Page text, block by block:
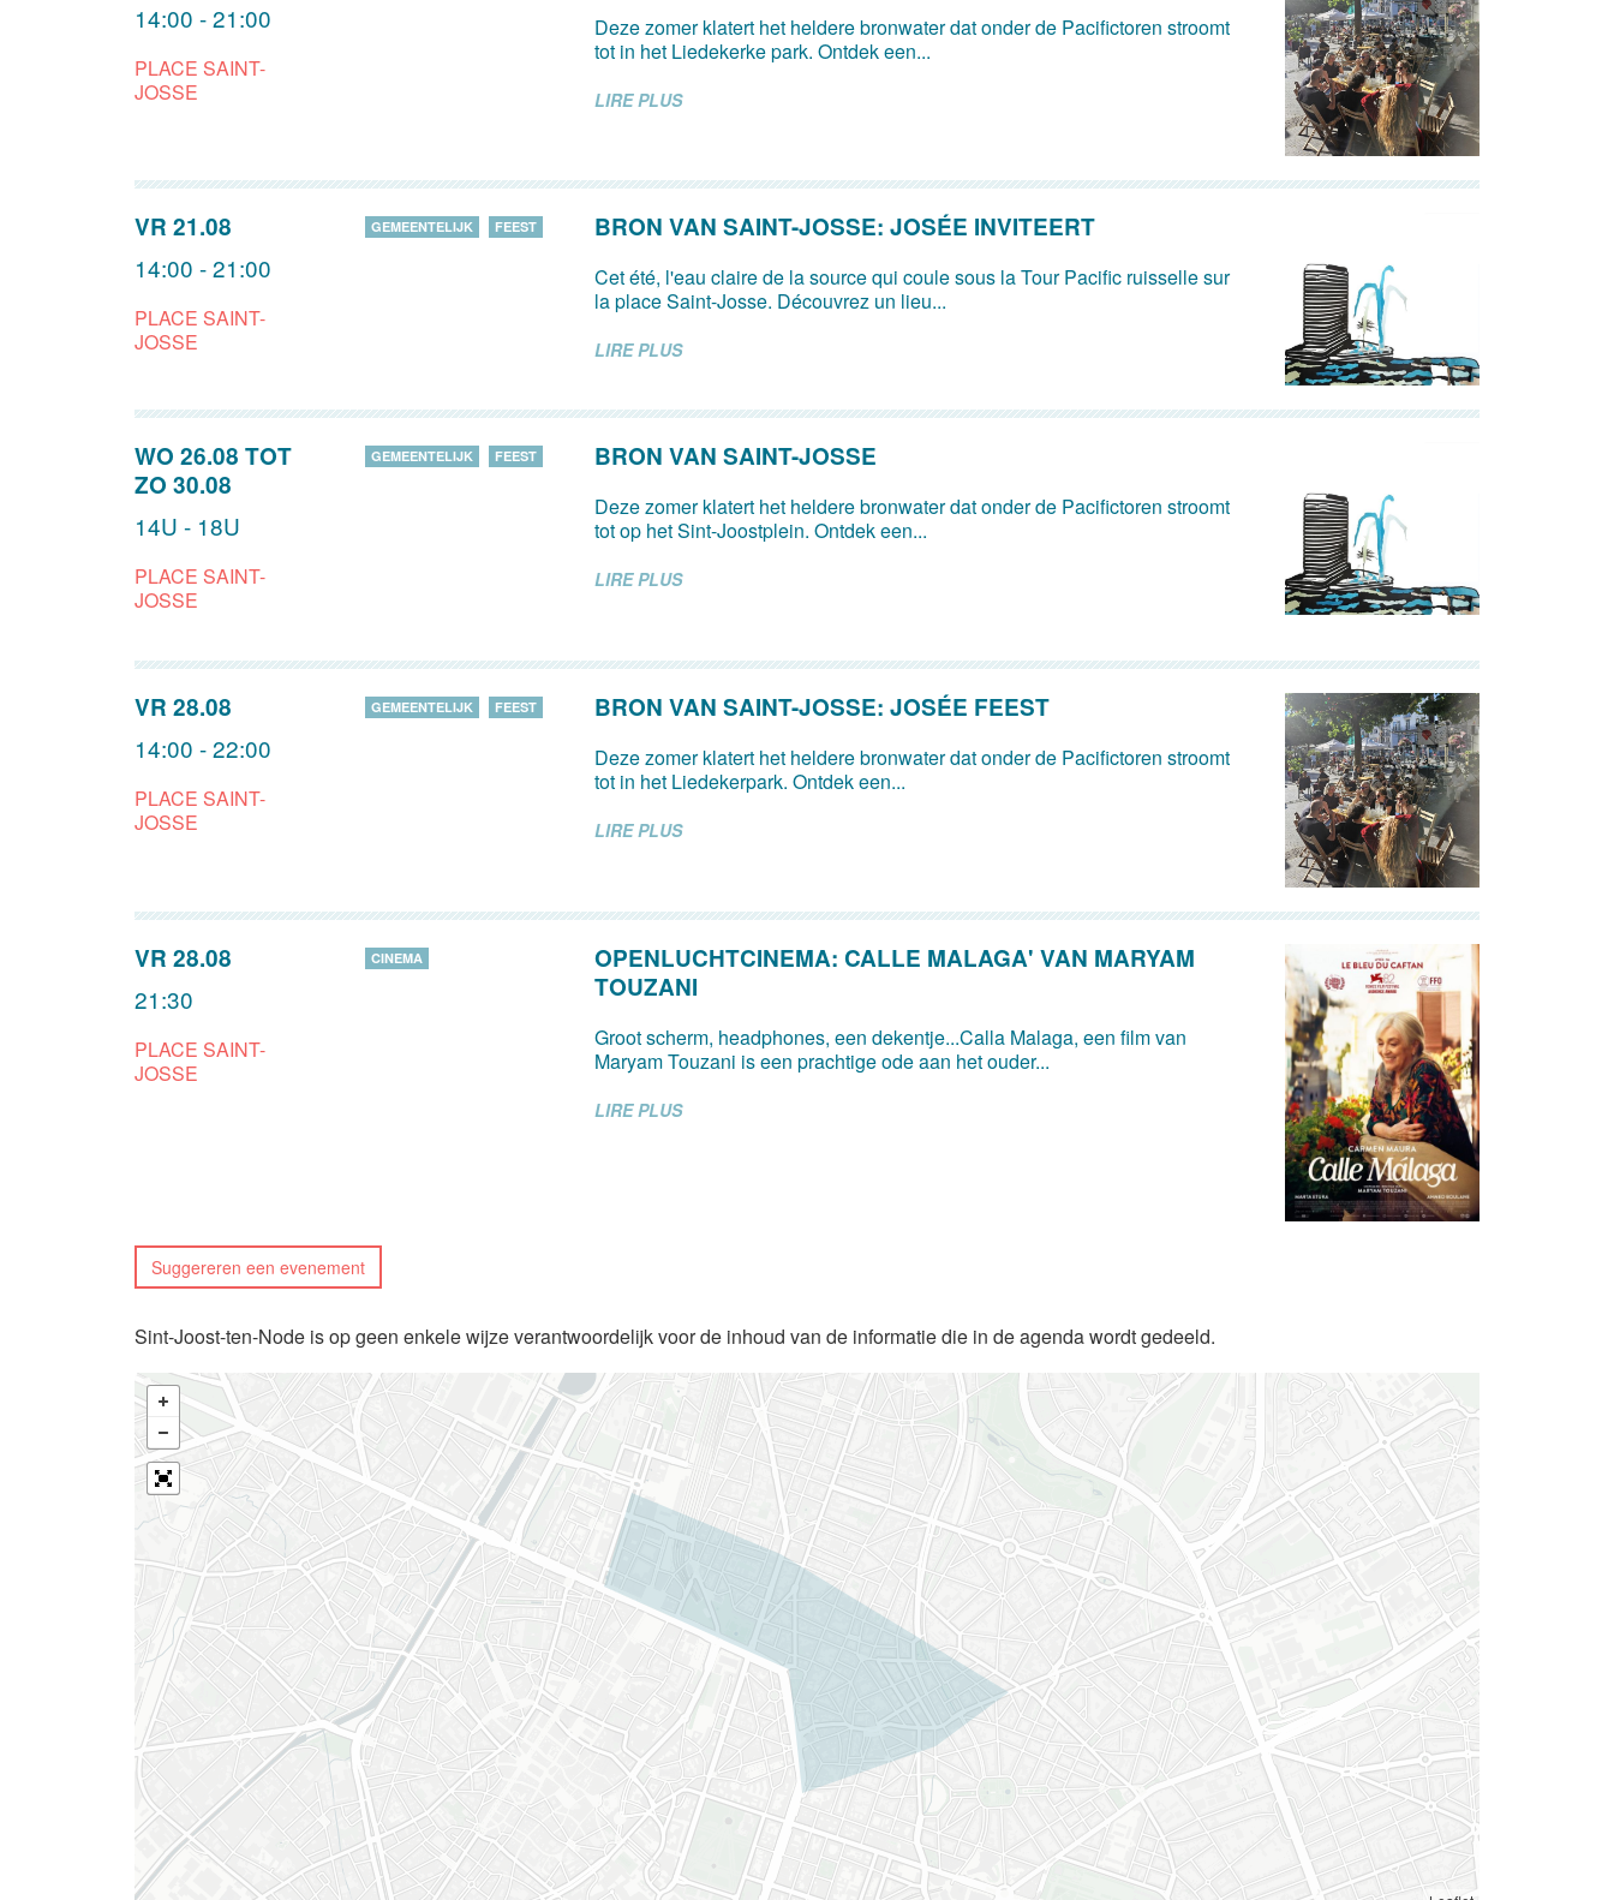
14:00 - 21:00
PLACE SAINT-
JOSSE
Deze zomer klatert het heldere bronwater dat onder de Pacifictoren stroomt
tot in het Liedekerke park. Ontdek een...
LIRE PLUS
VR 21.08
14:00 - 21:00
PLACE SAINT-
JOSSE
GEMEENTELIJK FEEST BRON VAN SAINT-JOSSE: JOSÉE INVITEERT
Cet été, l'eau claire de la source qui coule sous la Tour Pacific ruisselle sur
la place Saint-Josse. Découvrez un lieu...
LIRE PLUS
WO 26.08 TOT
ZO 30.08
14U - 18U
PLACE SAINT-
JOSSE
GEMEENTELIJK FEEST BRON VAN SAINT-JOSSE
Deze zomer klatert het heldere bronwater dat onder de Pacifictoren stroomt
tot op het Sint-Joostplein. Ontdek een...
LIRE PLUS
VR 28.08
14:00 - 22:00
PLACE SAINT-
JOSSE
GEMEENTELIJK FEEST BRON VAN SAINT-JOSSE: JOSÉE FEEST
Deze zomer klatert het heldere bronwater dat onder de Pacifictoren stroomt
tot in het Liedekerpark. Ontdek een...
LIRE PLUS
VR 28.08
21:30
PLACE SAINT-
JOSSE
CINEMA
OPENLUCHTCINEMA: CALLE MALAGA' VAN MARYAM
TOUZANI
Groot scherm, headphones, een dekentje...Calla Malaga, een film van
Maryam Touzani is een prachtige ode aan het ouder...
LIRE PLUS
Suggereren een evenement
Sint-Joost-ten-Node is op geen enkele wijze verantwoordelijk voor de inhoud van de informatie die in de agenda wordt gedeeld.